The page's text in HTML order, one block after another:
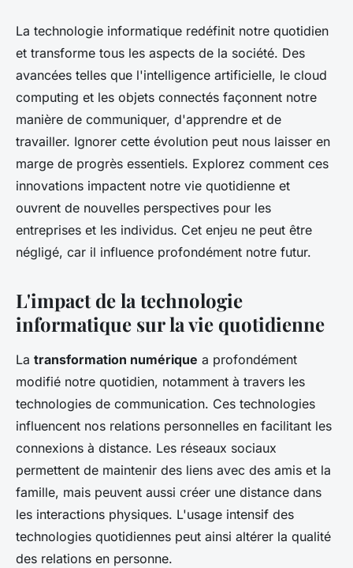
La technologie informatique redéfinit notre quotidien
et transforme tous les aspects de la société. Des
avancées telles que l'intelligence artificielle, le cloud
computing et les objets connectés façonnent notre
manière de communiquer, d'apprendre et de
travailler. Ignorer cette évolution peut nous laisser en
marge de progrès essentiels. Explorez comment ces
innovations impactent notre vie quotidienne et
ouvrent de nouvelles perspectives pour les
entreprises et les individus. Cet enjeu ne peut être
négligé, car il influence profondément notre futur.
L'impact de la technologie
informatique sur la vie quotidienne
La transformation numérique a profondément
modifié notre quotidien, notamment à travers les
technologies de communication. Ces technologies
influencent nos relations personnelles en facilitant les
connexions à distance. Les réseaux sociaux
permettent de maintenir des liens avec des amis et la
famille, mais peuvent aussi créer une distance dans
les interactions physiques. L'usage intensif des
technologies quotidiennes peut ainsi altérer la qualité
des relations en personne.